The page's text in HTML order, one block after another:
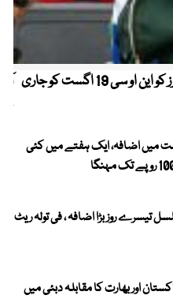
کیریبین پریمیئر لیگ ، قومی کرکٹرز کو این او سی 19 اگست کو جاری
میں اضافہ، ایک ہفتے میں کئی
روز بڑا اضافہ ، فی تولہ ریٹ
ایشیا کپ 2026، پاکستان اور بھارت کا مقابلہ دبئی میں